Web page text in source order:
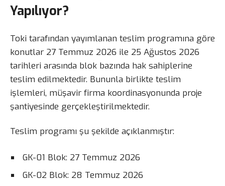
Yapılıyor?
Toki tarafından yayımlanan teslim programına göre
konutlar 27 Temmuz 2026 ile 25 Ağustos 2026
tarihleri arasında blok bazında hak sahiplerine
teslim edilmektedir. Bununla birlikte teslim
işlemleri, müşavir firma koordinasyonunda proje
şantiyesinde gerçekleştirilmektedir.
Teslim programı şu şekilde açıklanmıştır:
GK-01 Blok: 27 Temmuz 2026
GK-02 Blok: 28 Temmuz 2026